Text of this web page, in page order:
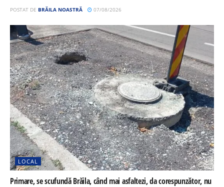
POSTAT DE BRĂILA NOASTRĂ 07/08/2026
LOCAL
Primare, se scufundă Brăila, când mai asfaltezi, da corespunzător, nu